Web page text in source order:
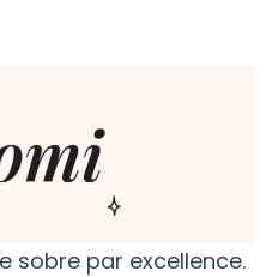
sobre par excellence.